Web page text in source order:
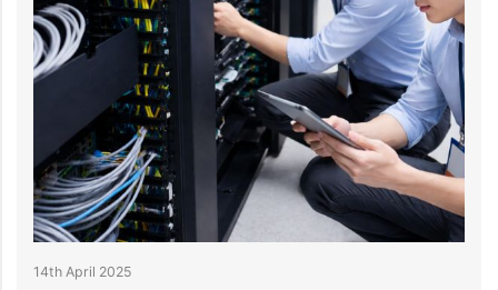
14th April 2025